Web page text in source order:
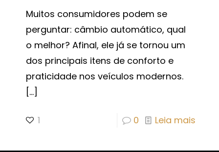
Muitos consumidores podem se
perguntar: câmbio automático, qual
o melhor? Afinal, ele já se tornou um
dos principais itens de conforto e
praticidade nos veículos modernos.
[…]
1 0 Leia mais